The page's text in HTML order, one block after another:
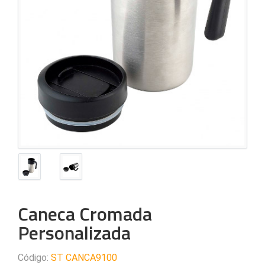
Caneca Cromada
Personalizada
Código: ST CANCA9100